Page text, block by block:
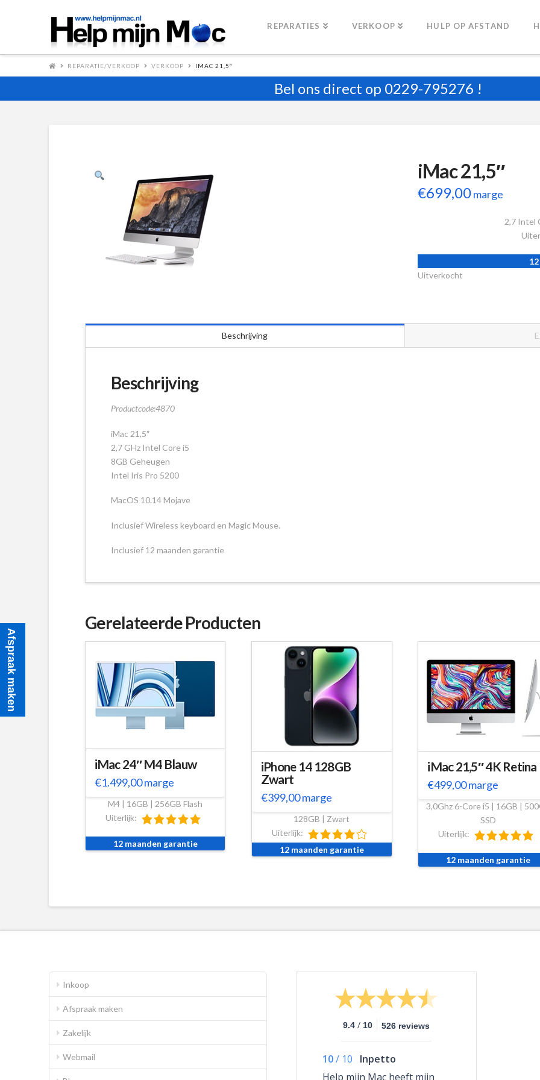
REPARATIES VERKOOP HULP OP AFSTAND
REPARATIE/VERKOOP VERKOOP IMAC 21,5″
Bel ons direct op 0229-795276 !
iMac 21,5″
€699,00marge
2,7 Intel
Uitverkocht
Beschrijving
Beschrijving
Productcode:4870
iMac 21,5″
2,7 GHz Intel Core i5
8GB Geheugen
Intel Iris Pro 5200
MacOS 10.14 Mojave
Inclusief Wireless keyboard en Magic Mouse.
Inclusief 12 maanden garantie
Gerelateerde Producten
iMac 24″ M4 Blauw
€1.499,00marge
M4 | 16GB | 256GB Flash
Uiterlijk:
12 maanden garantie
iPhone 14 128GB
Zwart
€399,00marge
128GB | Zwart
Uiterlijk:
12 maanden garantie
iMac 21,5″ 4K Retina
€499,00marge
3,0Ghz 6-Core i5 | 16GB |
SSD
Uiterlijk:
12 maanden garantie
Inkoop
Afspraak maken
Zakelijk
Webmail
9.4 / 10 526 reviews
10/ 10
Inpetto
Help mijn Mac heeft mijn
Afspraak maken